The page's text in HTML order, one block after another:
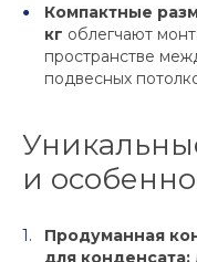
Компактные
кг облегчают
пространстве
подвесных
и
Продуманная
для конденсата: